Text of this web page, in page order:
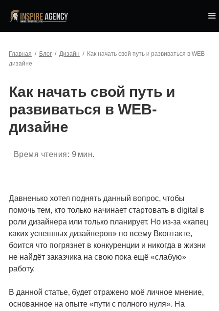
Главная / Блог / Дизайн / Как начать свой путь и развиваться в WEB-
дизайне
Как начать свой путь и
развиваться в WEB-
дизайне
Время чтения: 9 мин.
Давненько хотел поднять данный вопрос, чтобы
помочь тем, кто только начинает стартовать в digital в
роли дизайнера или только планирует. Но из-за «капец
каких успешных дизайнеров» по всему Вконтакте,
боится что погрязнет в конкуренции и никогда в жизни
не найдёт заказчика на свою пока ещё «слабую»
работу.
В данной статье, будет отражено моё личное мнение,
основанное на опыте «пути с полного нуля». На